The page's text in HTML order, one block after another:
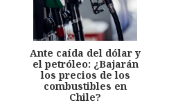
Ante caída del dólar y
el petróleo: ¿Bajarán
los precios de los
combustibles en
Chile?